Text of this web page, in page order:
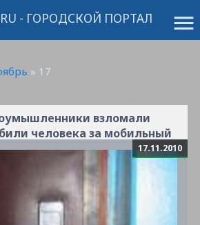
menu
- ГОРОДСКОЙ ПОРТАЛ
» 17
взломали
человека за мобильный
17.11.2010